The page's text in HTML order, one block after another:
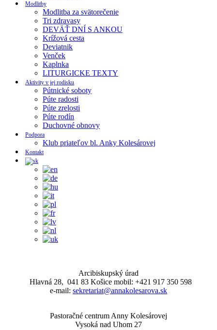
Modlitby
Modlitba za svätorečenie
Tri zdravasy
DEVÄŤ DNÍ S ANKOU
Krížová cesta
Deviatnik
Venček
Kaplnka
LITURGICKE TEXTY
Aktivity v jej rodisku
Pútnické soboty
Púte radosti
Púte zrelosti
Púte rodín
Duchovné obnovy
Podpora
Klub priateľov bl. Anky Kolesárovej
Kontakt
Arcibiskupský úrad
Hlavná 28, 041 83 Košice mobil: +421 917 350 598
e-mail: sekretariat@annakolesarova.sk
Pastoračné centrum Anny Kolesárovej
Vysoká nad Uhom 27